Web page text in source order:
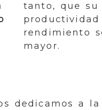
tanto, que su
productividad
rendimiento
mayor.
dedicamos a